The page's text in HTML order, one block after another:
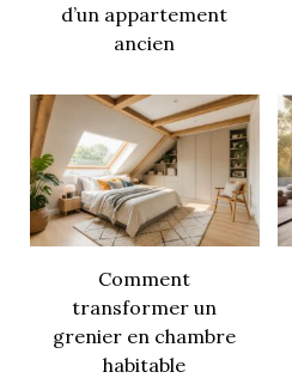
d’un appartement
ancien
Comment
transformer un
grenier en chambre
habitable